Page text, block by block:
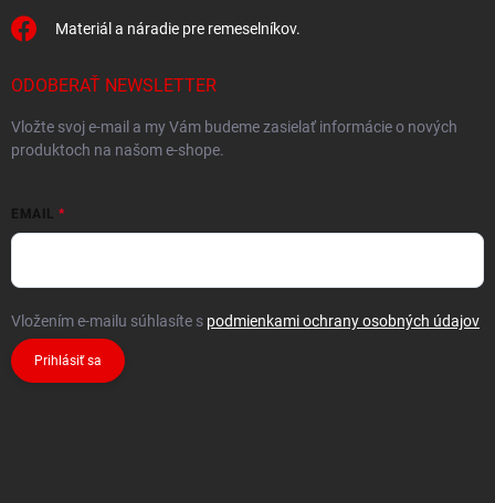
Materiál a náradie pre remeselníkov.
ODOBERAŤ NEWSLETTER
Vložte svoj e-mail a my Vám budeme zasielať informácie o nových
produktoch na našom e-shope.
EMAIL
Vložením e-mailu súhlasíte s podmienkami ochrany osobných údajov
Prihlásiť sa